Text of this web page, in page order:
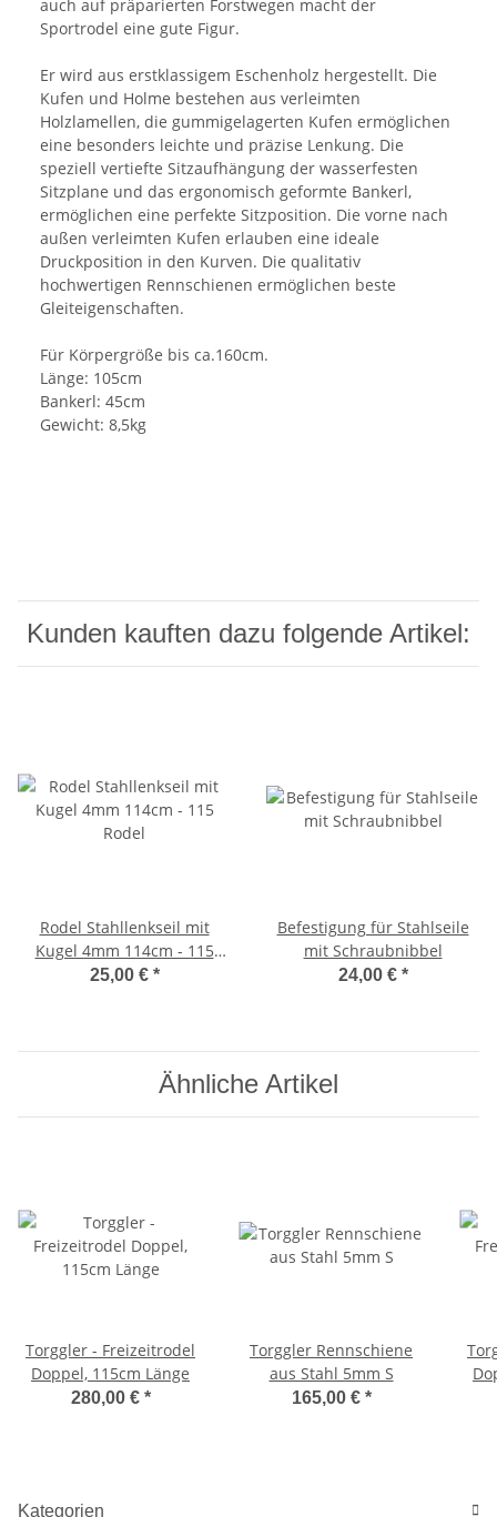
auch auf präparierten Forstwegen macht der
Sportrodel eine gute Figur.
Er wird aus erstklassigem Eschenholz hergestellt. Die
Kufen und Holme bestehen aus verleimten
Holzlamellen, die gummigelagerten Kufen ermöglichen
eine besonders leichte und präzise Lenkung. Die
speziell vertiefte Sitzaufhängung der wasserfesten
Sitzplane und das ergonomisch geformte Bankerl,
ermöglichen eine perfekte Sitzposition. Die vorne nach
außen verleimten Kufen erlauben eine ideale
Druckposition in den Kurven. Die qualitativ
hochwertigen Rennschienen ermöglichen beste
Gleiteigenschaften.
Für Körpergröße bis ca.160cm.
Länge: 105cm
Bankerl: 45cm
Gewicht: 8,5kg
Kunden kauften dazu folgende Artikel:
Rodel Stahllenkseil mit
Kugel 4mm 114cm - 115
Rodel
25,00 € *
Befestigung für Stahlseile
mit Schraubnibbel
24,00 € *
Ähnliche Artikel
Torggler - Freizeitrodel
Doppel, 115cm Länge
280,00 € *
Torggler Rennschiene
aus Stahl 5mm S
165,00 € *
Kategorien